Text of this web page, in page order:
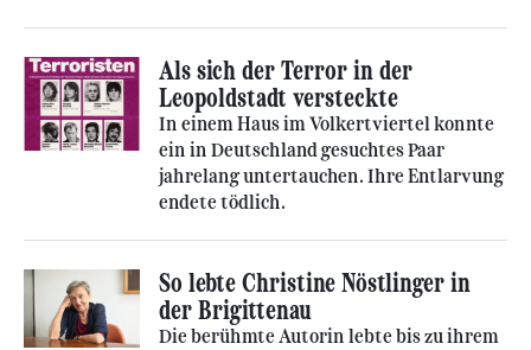
Als sich der Terror in der
Leopoldstadt versteckte
In einem Haus im Volkertviertel konnte
ein in Deutschland gesuchtes Paar
jahrelang untertauchen. Ihre Entlarvung
endete tödlich.
So lebte Christine Nöstlinger in
der Brigittenau
Die berühmte Autorin lebte bis zu ihrem